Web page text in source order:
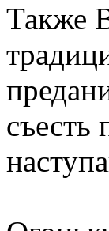
Также
съесть